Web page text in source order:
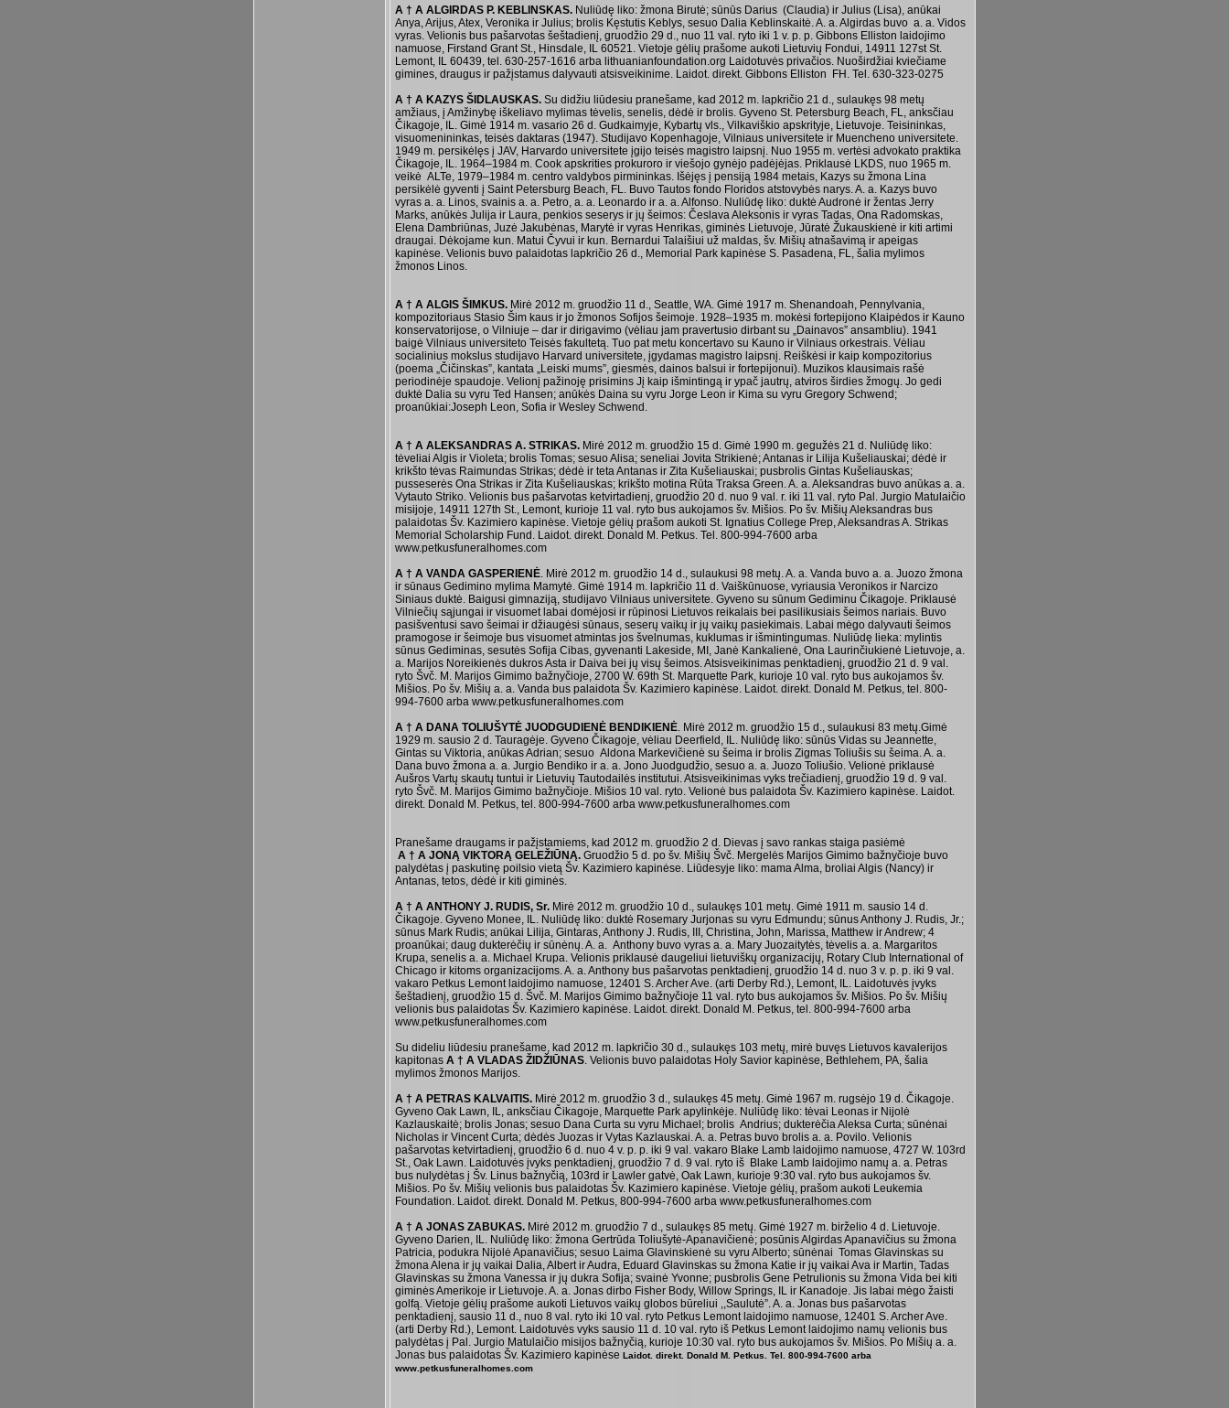
A † A ALGIRDAS P. KEBLINSKAS. Nuliūdę liko: žmona Birutė; sūnūs Darius (Claudia) ir Julius (Lisa), anūkai
Anya, Arijus, Atex, Veronika ir Julius; brolis Kęs­tu­tis Keblys, sesuo Dalia Keblinskaitė. A. a. Algirdas buvo a. a. Vidos
vyras. Velionis bus pašarvotas šeštadienį, gruodžio 29 d., nuo 11 val. ryto iki 1 v. p. p. Gibbons Elliston laidojimo
namuose, Firstand Grant St., Hinsdale, IL 60521. Vietoje gėlių prašome aukoti Lietuvių Fondui, 14911 127st St.
Lemont, IL 60439, tel. 630-257-1616 arba lithuanianfoundation.org Laidotuvės privačios. Nuoširdžiai kviečiame
gimines, draugus ir pažįstamus dalyvauti atsisveikinime. Laidot. direkt. Gibbons Elliston FH. Tel. 630-323-0275
A † A KAZYS ŠIDLAUSKAS. Su didžiu liūdesiu pranešame, kad 2012 m. lapkričio 21 d., sulaukęs 98 metų
amžiaus, į Amžinybę iškeliavo mylimas tėvelis, senelis, dėdė ir brolis. Gyveno St. Petersburg Beach, FL, anksčiau
Čikagoje, IL. Gimė 1914 m. vasario 26 d. Gudkaimyje, Kybartų vls., Vilkaviškio apskrityje, Lietuvoje. Teisininkas,
visuomenininkas, teisės daktaras (1947). Studijavo Kopenhagoje, Vilniaus universitete ir Muencheno universitete.
1949 m. persikėlęs į JAV, Harvardo universitete įgijo teisės magistro laipsnį. Nuo 1955 m. vertėsi advokato praktika
Čikagoje, IL. 1964–1984 m. Cook apskrities prokuroro ir viešojo gynėjo padėjėjas. Priklausė LKDS, nuo 1965 m.
veikė ALTe, 1979–1984 m. centro valdybos pirmininkas. Išėjęs į pensiją 1984 metais, Kazys su žmona Lina
persikėlė gyventi į Saint Petersburg Beach, FL. Buvo Tautos fondo Floridos atstovybės narys. A. a. Kazys buvo
vyras a. a. Linos, svainis a. a. Petro, a. a. Leonardo ir a. a. Alfonso. Nuliūdę liko: duktė Audronė ir žentas Jerry
Marks, anūkės Julija ir Laura, penkios seserys ir jų šeimos: Česlava Aleksonis ir vyras Tadas, Ona Radomskas,
Elena Dambriūnas, Juzė Jakubėnas, Marytė ir vyras Henrikas, giminės Lietuvoje, Jūratė Žukauskienė ir kiti artimi
draugai. Dėkojame kun. Matui Čyvui ir kun. Bernardui Talaišiui už maldas, šv. Mišių atnašavimą ir apeigas
kapinėse. Velionis buvo palaidotas lapkričio 26 d., Memorial Park kapinėse S. Pasadena, FL, šalia mylimos
žmonos Linos.
A † A ALGIS ŠIMKUS. Mirė 2012 m. gruodžio 11 d., Seattle, WA. Gimė 1917 m. Shenandoah, Pennylvania,
kompozitoriaus Stasio Šim kaus ir jo žmonos Sofijos šeimoje. 1928–1935 m. mokėsi fortepijono Klaipėdos ir Kauno
konservatorijose, o Vilniuje – dar ir dirigavimo (vėliau jam pravertusio dirbant su „Dainavos” ansambliu). 1941
baigė Vilniaus universiteto Teisės fakultetą. Tuo pat metu koncertavo su Kauno ir Vilniaus orkestrais. Vėliau
socialinius mokslus studijavo Harvard universitete, įgydamas magistro laipsnį. Reiškėsi ir kaip kompozitorius
(poema „Čičinskas”, kantata „Leiski mums”, giesmės, dainos balsui ir fortepijonui). Muzikos klausimais rašė
periodinėje spaudoje. Velionį pažinoję prisimins Jį kaip išmintingą ir ypač jautrų, atviros širdies žmogų. Jo gedi
duktė Dalia su vyru Ted Hansen; anūkės Daina su vyru Jorge Leon ir Kima su vyru Gregory Schwend;
proanūkiai:Joseph Leon, Sofia ir Wesley Schwend.
A † A ALEKSANDRAS A. STRIKAS. Mirė 2012 m. gruodžio 15 d. Gimė 1990 m. gegužės 21 d. Nuliūdę liko:
tėveliai Algis ir Violeta; brolis Tomas; sesuo Alisa; seneliai Jovita Strikienė; Antanas ir Lilija Kušeliauskai; dėdė ir
krikšto tėvas Raimundas Strikas; dėdė ir teta Antanas ir Zita Kušeliauskai; pusbrolis Gintas Kušeliauskas;
pusseserės Ona Strikas ir Zita Kušeliauskas; krikšto motina Rūta Traksa Green. A. a. Aleksandras buvo anūkas a. a.
Vytauto Striko. Velionis bus pašarvotas ketvirtadienį, gruodžio 20 d. nuo 9 val. r. iki 11 val. ryto Pal. Jurgio Matulaičio
misijoje, 14911 127th St., Lemont, kurioje 11 val. ryto bus aukojamos šv. Mišios. Po šv. Mišių Aleksandras bus
palaidotas Šv. Kazimiero kapinėse. Vietoje gėlių prašom aukoti St. Ignatius College Prep, Aleksandras A. Strikas
Memorial Scholarship Fund. Laidot. direkt. Donald M. Petkus. Tel. 800-994-7600 arba
www.petkusfuneralhomes.com
A † A VANDA GASPERIENĖ. Mirė 2012 m. gruodžio 14 d., sulaukusi 98 metų. A. a. Vanda buvo a. a. Juozo žmona
ir sūnaus Gedimino mylima Mamytė. Gimė 1914 m. lapkričio 11 d. Vaiškūnuose, vyriausia Veronikos ir Narcizo
Siniaus duktė. Baigusi gimnaziją, studijavo Vilniaus universitete. Gyveno su sūnum Gediminu Čikagoje. Priklausė
Vilniečių sąjungai ir visuomet labai domėjosi ir rūpinosi Lietuvos reikalais bei pasilikusiais šeimos nariais. Buvo
pasišventusi savo šeimai ir džiaugėsi sūnaus, seserų vaikų ir jų vaikų pasiekimais. Labai mėgo dalyvauti šeimos
pramogose ir šeimoje bus visuomet atmintas jos švelnumas, kuklumas ir išmintingumas. Nuliūdę lieka: mylintis
sūnus Gediminas, sesutės Sofija Cibas, gyvenanti Lakeside, MI, Janė Kankalienė, Ona Laurinčiukienė Lietuvoje, a.
a. Marijos Noreikienės dukros Asta ir Daiva bei jų visų šeimos. Atsisveikinimas penktadienį, gruodžio 21 d. 9 val.
ryto Švč. M. Marijos Gimimo bažnyčioje, 2700 W. 69th St. Marquette Park, kurioje 10 val. ryto bus aukojamos šv.
Mišios. Po šv. Mišių a. a. Vanda bus palaidota Šv. Kazimiero kapinėse. Laidot. direkt. Donald M. Petkus, tel. 800-
994-7600 arba www.petkusfuneralhomes.com
A † A DANA TOLIUŠYTĖ JUODGUDIENĖ BENDIKIENĖ. Mirė 2012 m. gruodžio 15 d., sulaukusi 83 metų.Gimė
1929 m. sausio 2 d. Tauragėje. Gyveno Čikagoje, vėliau Deerfield, IL. Nuliūdę liko: sūnūs Vidas su Jeannette,
Gintas su Viktoria, anūkas Adrian; sesuo Aldona Markevičienė su šeima ir brolis Zigmas Toliušis su šeima. A. a.
Dana buvo žmona a. a. Jurgio Bendiko ir a. a. Jono Juodgudžio, sesuo a. a. Juozo Toliušio. Velionė priklausė
Aušros Vartų skautų tuntui ir Lietuvių Tautodailės institutui. Atsisveikinimas vyks trečiadienį, gruodžio 19 d. 9 val.
ryto Švč. M. Marijos Gimimo bažnyčioje. Mišios 10 val. ryto. Velionė bus palaidota Šv. Kazimiero kapinėse. Laidot.
direkt. Donald M. Petkus, tel. 800-994-7600 arba www.petkusfuneralhomes.com
Pranešame draugams ir pažįstamiems, kad 2012 m. gruodžio 2 d. Dievas į savo rankas staiga pasiėmė
A † A JONĄ VIKTORĄ GELEŽIŪNĄ. Gruodžio 5 d. po šv. Mišių Švč. Mergelės Marijos Gimimo bažnyčioje buvo
palydėtas į paskutinę poilsio vietą Šv. Kazimiero kapinėse. Liūdesyje liko: mama Alma, broliai Algis (Nancy) ir
Antanas, tetos, dėdė ir kiti giminės.
A † A ANTHONY J. RUDIS, Sr. Mirė 2012 m. gruodžio 10 d., sulaukęs 101 metų. Gimė 1911 m. sausio 14 d.
Čikagoje. Gyveno Monee, IL. Nuliūdę liko: duktė Rosemary Jurjonas su vyru Edmundu; sūnus Anthony J. Rudis, Jr.;
sūnus Mark Rudis; anūkai Lilija, Gintaras, Anthony J. Rudis, III, Christina, John, Marissa, Matthew ir Andrew; 4
proanūkai; daug dukterėčių ir sūnėnų. A. a. Anthony buvo vyras a. a. Mary Juozaitytės, tėvelis a. a. Margaritos
Krupa, senelis a. a. Michael Krupa. Velionis priklausė daugeliui lietuviškų organizacijų, Rotary Club International of
Chicago ir kitoms organizacijoms. A. a. Anthony bus pašarvotas penktadienį, gruodžio 14 d. nuo 3 v. p. p. iki 9 val.
vakaro Petkus Lemont laidojimo namuose, 12401 S. Archer Ave. (arti Derby Rd.), Lemont, IL. Laidotuvės įvyks
šeštadienį, gruodžio 15 d. Švč. M. Marijos Gimimo bažnyčioje 11 val. ryto bus aukojamos šv. Mišios. Po šv. Mišių
velionis bus palaidotas Šv. Kazimiero kapinėse. Laidot. direkt. Donald M. Petkus, tel. 800-994-7600 arba
www.petkusfuneralhomes.com
Su dideliu liūdesiu pranešame, kad 2012 m. lapkričio 30 d., sulaukęs 103 metų, mirė buvęs Lietuvos kavalerijos
kapitonas A † A VLADAS ŽIDŽIŪNAS. Velionis buvo palaidotas Holy Savior kapinėse, Bethlehem, PA, šalia
mylimos žmonos Marijos.
A † A PETRAS KALVAITIS. Mirė 2012 m. gruodžio 3 d., sulaukęs 45 metų. Gimė 1967 m. rugsėjo 19 d. Čikagoje.
Gyveno Oak Lawn, IL, anksčiau Čikagoje, Marquette Park apylinkėje. Nuliūdę liko: tėvai Leonas ir Nijolė
Kazlauskaitė; brolis Jonas; sesuo Dana Curta su vyru Michael; brolis Andrius; dukterėčia Aleksa Curta; sūnėnai
Nicholas ir Vincent Curta; dėdės Juozas ir Vytas Kazlauskai. A. a. Petras buvo brolis a. a. Povilo. Velionis
pašarvotas ketvirtadienį, gruodžio 6 d. nuo 4 v. p. p. iki 9 val. vakaro Blake Lamb laidojimo namuose, 4727 W. 103rd
St., Oak Lawn. Laidotuvės įvyks penktadienį, gruodžio 7 d. 9 val. ryto iš Blake Lamb laidojimo namų a. a. Petras
bus nulydėtas į Šv. Linus bažnyčią, 103rd ir Lawler gatvė, Oak Lawn, kurioje 9:30 val. ryto bus aukojamos šv.
Mišios. Po šv. Mišių velionis bus palaidotas Šv. Kazimiero kapinėse. Vietoje gėlių, prašom aukoti Leukemia
Foundation. Laidot. direkt. Donald M. Petkus, 800-994-7600 arba www.petkusfuneralhomes.com
A † A JONAS ZABUKAS. Mirė 2012 m. gruodžio 7 d., sulaukęs 85 metų. Gimė 1927 m. birželio 4 d. Lietuvoje.
Gyveno Darien, IL. Nuliūdę liko: žmona Gertrūda Toliušytė-Apanavičienė; posūnis Algirdas Apanavičius su žmona
Patricia, podukra Nijolė Apanavičius; sesuo Laima Glavinskienė su vyru Alberto; sūnėnai Tomas Glavinskas su
žmona Alena ir jų vaikai Dalia, Albert ir Audra, Eduard Glavinskas su žmona Katie ir jų vaikai Ava ir Martin, Tadas
Glavinskas su žmona Vanessa ir jų dukra Sofija; svainė Yvonne; pusbrolis Gene Petrulionis su žmona Vida bei kiti
giminės Amerikoje ir Lietuvoje. A. a. Jonas dirbo Fisher Body, Willow Springs, IL ir Kanadoje. Jis labai mėgo žaisti
golfą. Vietoje gėlių prašome aukoti Lietuvos vaikų globos būreliui ,,Saulutė”. A. a. Jonas bus pašarvotas
penktadienį, sausio 11 d., nuo 8 val. ryto iki 10 val. ryto Petkus Lemont laidojimo namuose, 12401 S. Archer Ave.
(arti Derby Rd.), Lemont. Laidotuvės vyks sausio 11 d. 10 val. ryto iš Petkus Lemont laidojimo namų velionis bus
palydėtas į Pal. Jurgio Matulaičio misijos bažnyčią, kurioje 10:30 val. ryto bus aukojamos šv. Mišios. Po Mišių a. a.
Jonas bus palaidotas Šv. Kazimiero kapinėse Laidot. direkt. Donald M. Petkus. Tel. 800-994-7600 arba
www.petkusfuneralhomes.com